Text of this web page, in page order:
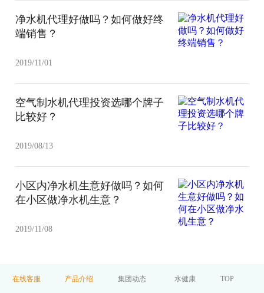
净水机代理好做吗？如何做好终
端销售？
2019/11/01
空气制水机代理投资选哪个牌子
比较好？
2019/08/13
小区内净水机生意好做吗？如何
在小区做净水机生意？
2019/11/08
在线客服 产品介绍 集团动态 水健康 TOP